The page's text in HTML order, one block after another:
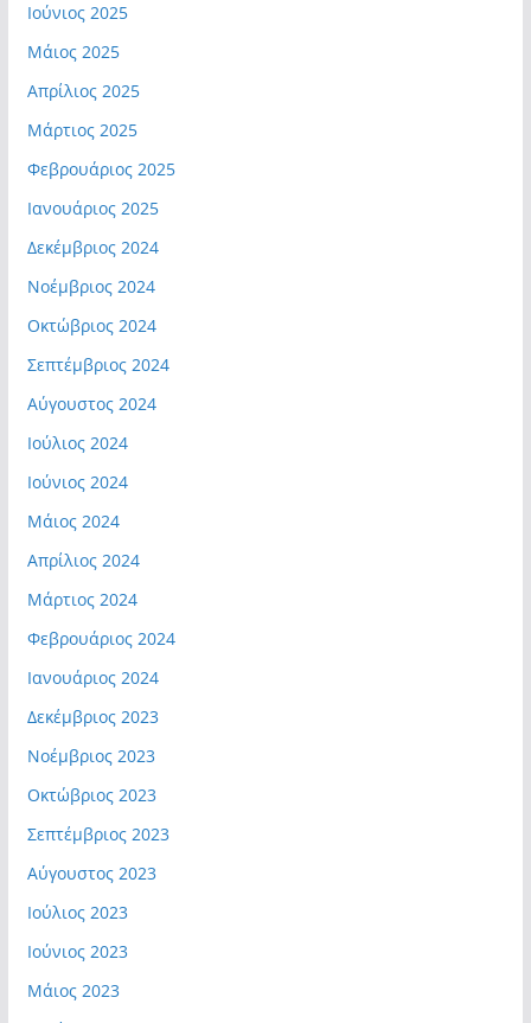
Ιούνιος 2025
Μάιος 2025
Απρίλιος 2025
Μάρτιος 2025
Φεβρουάριος 2025
Ιανουάριος 2025
Δεκέμβριος 2024
Νοέμβριος 2024
Οκτώβριος 2024
Σεπτέμβριος 2024
Αύγουστος 2024
Ιούλιος 2024
Ιούνιος 2024
Μάιος 2024
Απρίλιος 2024
Μάρτιος 2024
Φεβρουάριος 2024
Ιανουάριος 2024
Δεκέμβριος 2023
Νοέμβριος 2023
Οκτώβριος 2023
Σεπτέμβριος 2023
Αύγουστος 2023
Ιούλιος 2023
Ιούνιος 2023
Μάιος 2023